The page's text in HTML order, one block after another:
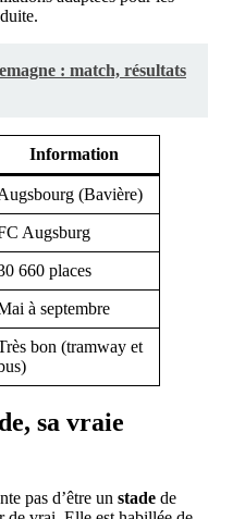
: match, résultats
Information
(Bavière)
Augsburg
660 places
à septembre
bon (tramway et
sa vraie
pas d’être un stade de